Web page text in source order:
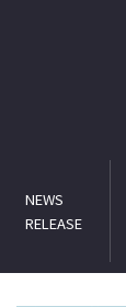
処分の払込